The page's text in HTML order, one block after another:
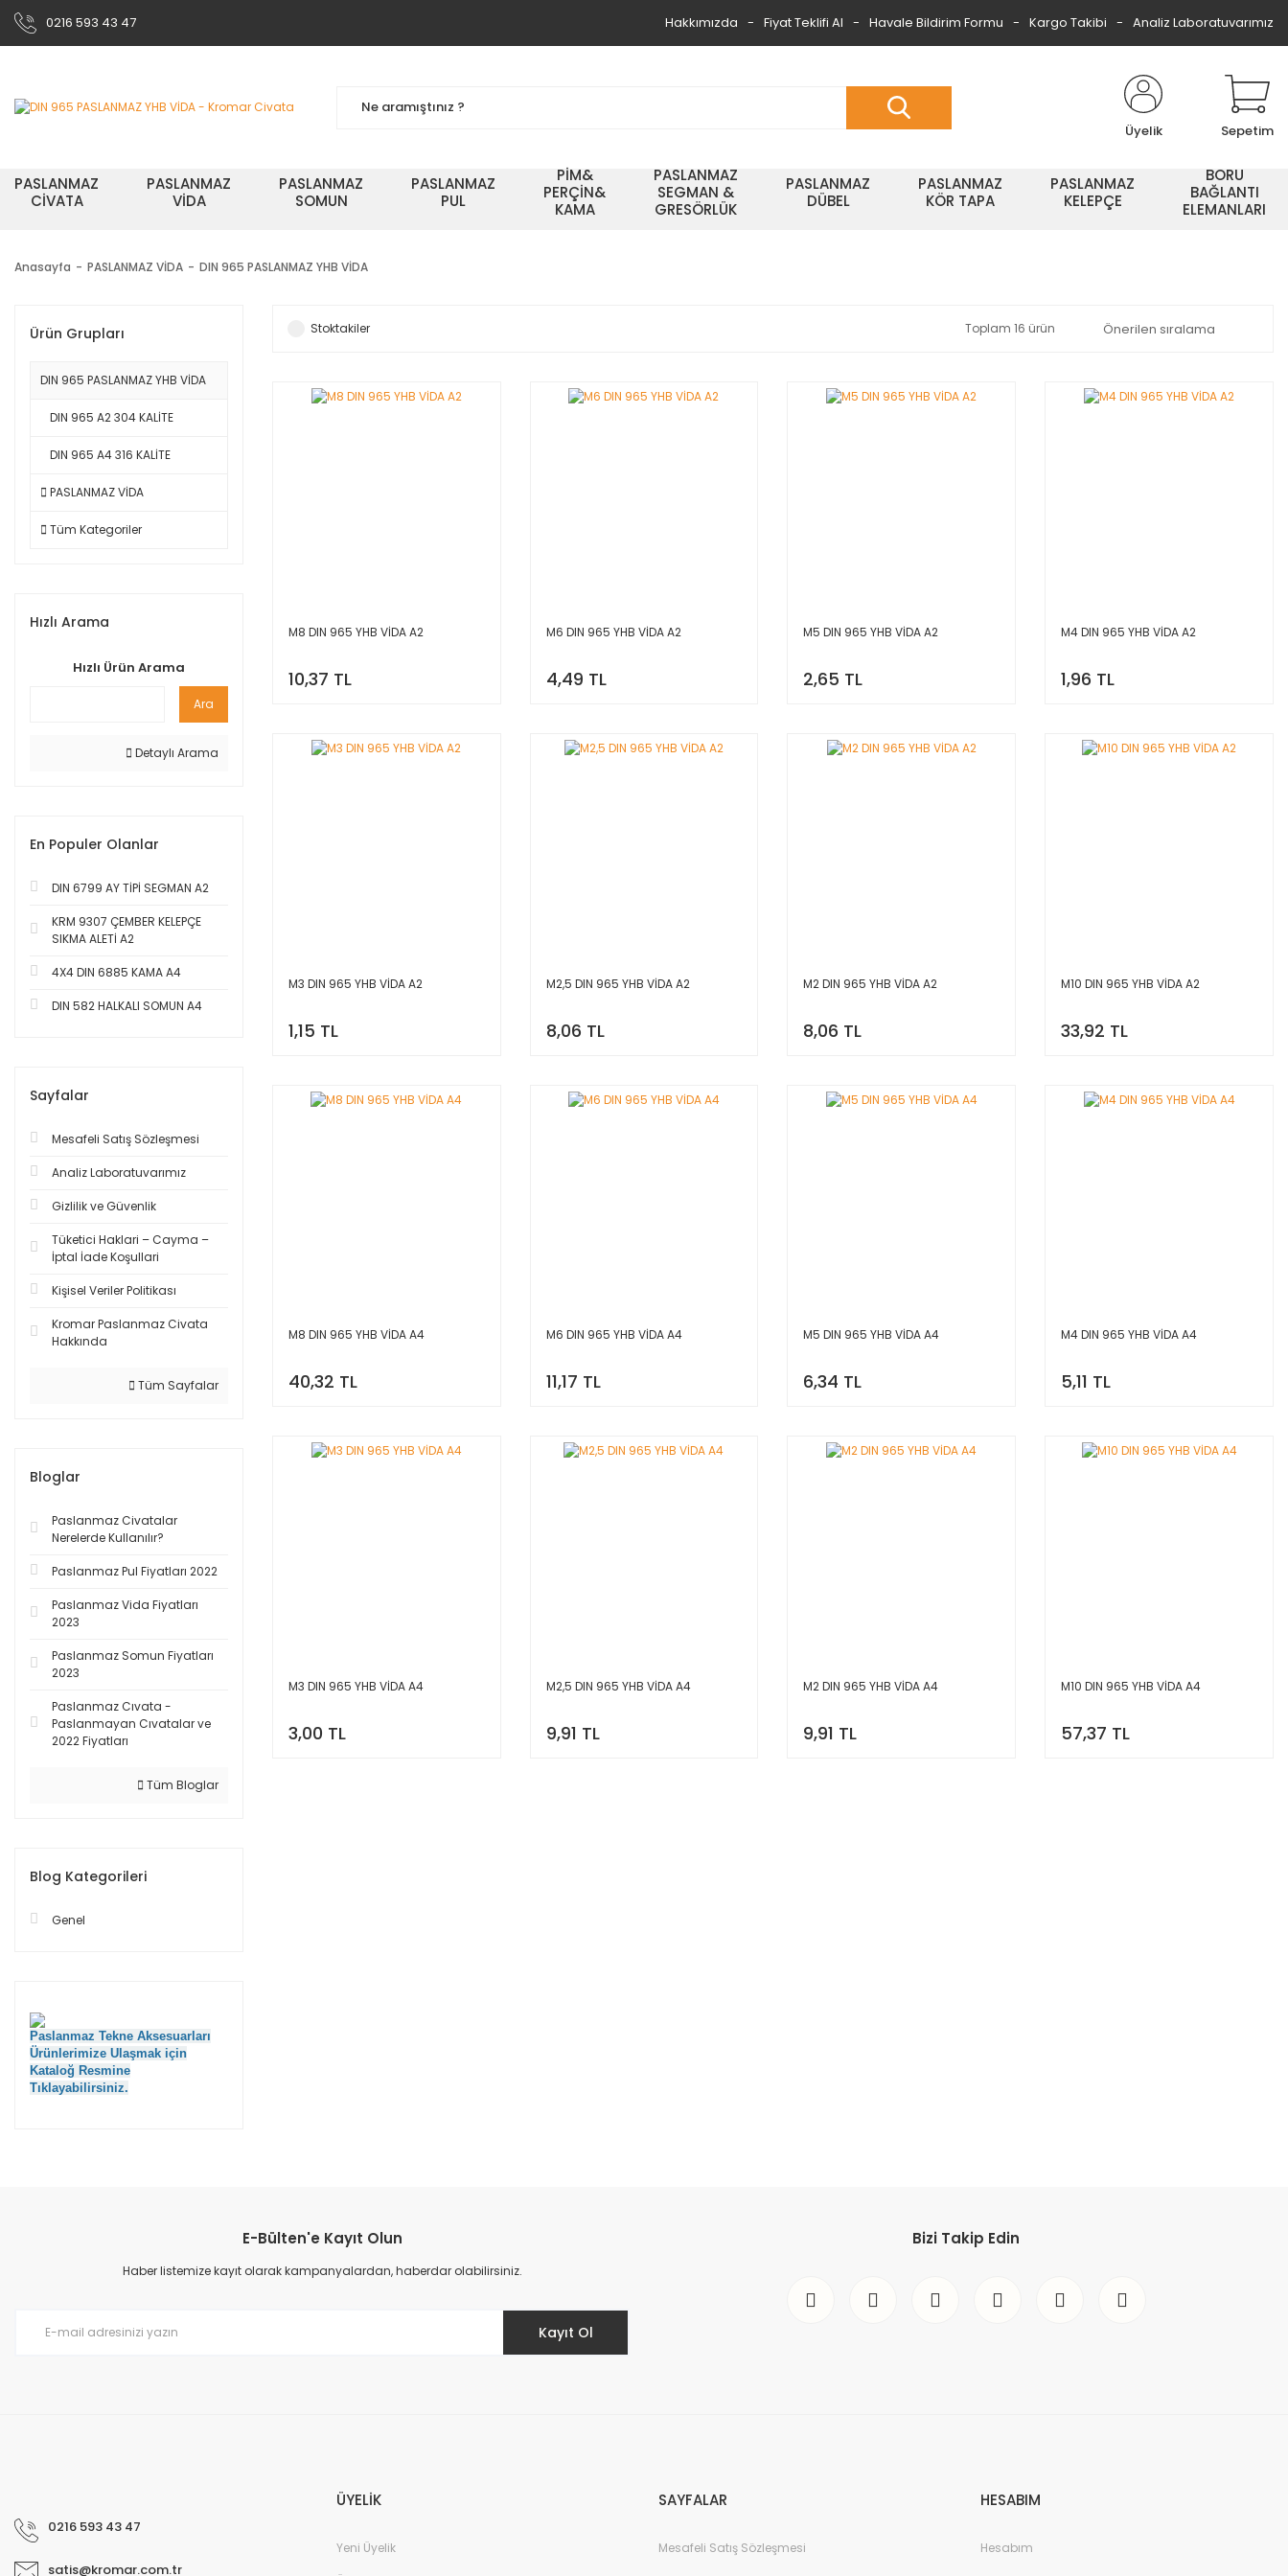
0216 593 43 47 Hakkımızda Fiyat Teklifi Al Havale Bildirim Formu Kargo Takibi Analiz Laboratuvarımız
Üyelik Sepetim
PASLANMAZ
CİVATA
PASLANMAZ
VİDA
PASLANMAZ
SOMUN
PASLANMAZ
PUL
PİM&
PERÇİN&
KAMA
PASLANMAZ
SEGMAN &
GRESÖRLÜK
PASLANMAZ
DÜBEL
PASLANMAZ
KÖR TAPA
PASLANMAZ
KELEPÇE
BORU
BAĞLANTI
ELEMANLARI
Anasayfa PASLANMAZ VİDA DIN 965 PASLANMAZ YHB VİDA
Ürün Grupları
DIN 965 PASLANMAZ YHB VİDA
DIN 965 A2 304 KALİTE
DIN 965 A4 316 KALİTE
PASLANMAZ VİDA
Tüm Kategoriler
Hızlı Arama
Hızlı Ürün Arama
Ara
Detaylı Arama
En Populer Olanlar
DIN 6799 AY TİPİ SEGMAN A2
KRM 9307 ÇEMBER KELEPÇE
SIKMA ALETİ A2
4X4 DIN 6885 KAMA A4
DIN 582 HALKALI SOMUN A4
Sayfalar
Mesafeli Satış Sözleşmesi
Analiz Laboratuvarımız
Gizlilik ve Güvenlik
Tüketici Haklari – Cayma –
İptal İade Koşullari
Kişisel Veriler Politikası
Kromar Paslanmaz Civata
Hakkında
Tüm Sayfalar
Bloglar
Paslanmaz Civatalar
Nerelerde Kullanılır?
Paslanmaz Pul Fiyatları 2022
Paslanmaz Vida Fiyatları
2023
Paslanmaz Somun Fiyatları
2023
Paslanmaz Cıvata -
Paslanmayan Cıvatalar ve
2022 Fiyatları
Tüm Bloglar
Blog Kategorileri
Genel
Paslanmaz Tekne Aksesuarları
Ürünlerimize Ulaşmak için
Kataloğ Resmine
Tıklayabilirsiniz.
Stoktakiler Toplam 16 ürün
M8 DIN 965 YHB VİDA A2
10,37 TL
M6 DIN 965 YHB VİDA A2
4,49 TL
M5 DIN 965 YHB VİDA A2
2,65 TL
M4 DIN 965 YHB VİDA A2
1,96 TL
M3 DIN 965 YHB VİDA A2
1,15 TL
M2,5 DIN 965 YHB VİDA A2
8,06 TL
M2 DIN 965 YHB VİDA A2
8,06 TL
M10 DIN 965 YHB VİDA A2
33,92 TL
M8 DIN 965 YHB VİDA A4
40,32 TL
M6 DIN 965 YHB VİDA A4
11,17 TL
M5 DIN 965 YHB VİDA A4
6,34 TL
M4 DIN 965 YHB VİDA A4
5,11 TL
M3 DIN 965 YHB VİDA A4
3,00 TL
M2,5 DIN 965 YHB VİDA A4
9,91 TL
M2 DIN 965 YHB VİDA A4
9,91 TL
M10 DIN 965 YHB VİDA A4
57,37 TL
E-Bülten'e Kayıt Olun
Haber listemize kayıt olarak kampanyalardan, haberdar olabilirsiniz.
Kayıt Ol
Bizi Takip Edin
0216 593 43 47
satis@kromar.com.tr
ÜYELİK
Yeni Üyelik
SAYFALAR
Mesafeli Satış Sözleşmesi
HESABIM
Hesabım